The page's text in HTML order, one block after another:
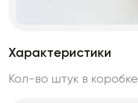
Характеристики
Кол-во штук в коробке